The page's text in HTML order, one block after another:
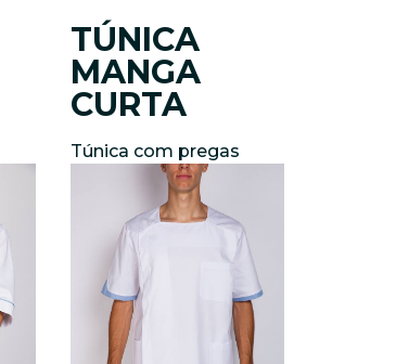
TÚNICA
MANGA
CURTA
Túnica com pregas